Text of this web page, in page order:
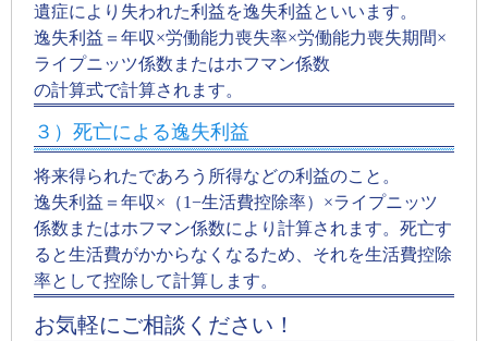
遺症により失われた利益を逸失利益といいます。
逸失利益＝年収×労働能力喪失率×労働能力喪失期間×
ライプニッツ係数またはホフマン係数
の計算式で計算されます。
３）死亡による逸失利益
将来得られたであろう所得などの利益のこと。
逸失利益＝年収×（1−生活費控除率）×ライプニッツ
係数またはホフマン係数により計算されます。死亡す
ると生活費がかからなくなるため、それを生活費控除
率として控除して計算します。
お気軽にご相談ください！